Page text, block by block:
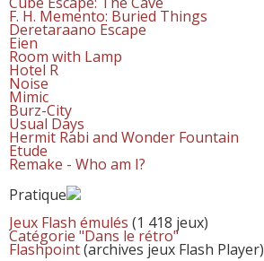
F. H. Memento: Buried Things
Deretaraano Escape
Eien
Room with Lamp
Hotel R
Noise
Mimic
Burz-City
Usual Days
Hermit Rabi and Wonder Fountain
Etude
Remake - Who am I?
Pratique
Jeux Flash émulés (1 418 jeux)
Catégorie "Dans le rétro"
Flashpoint(archives jeux Flash Player)